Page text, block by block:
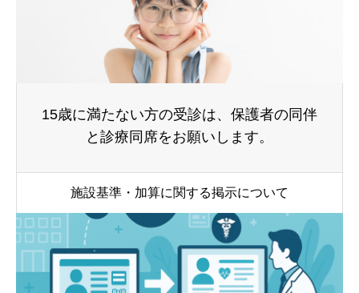
15歳に満たない方の受診は、保護者の同伴
と診療同席をお願いします。
施設基準・加算に関する掲示について